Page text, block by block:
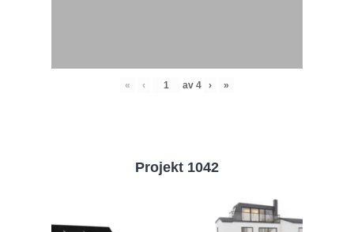
« ‹ av 4 › »
Projekt 1042